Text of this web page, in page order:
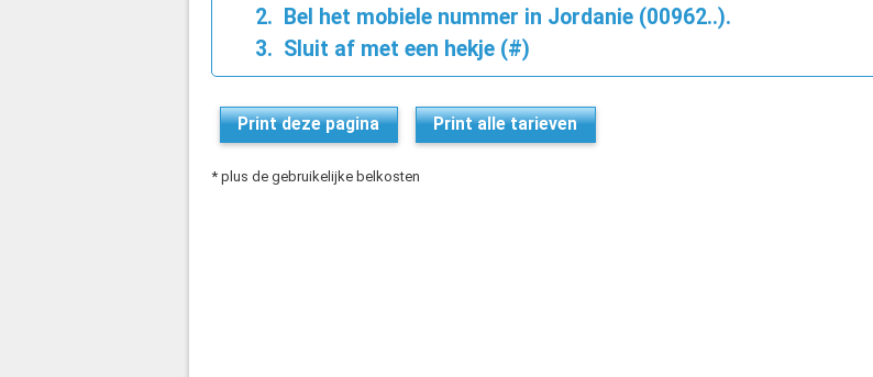
Bel het mobiele nummer in Jordanie (00962..).
Sluit af met een hekje (#)
Print deze pagina Print alle tarieven
* plus de gebruikelijke belkosten